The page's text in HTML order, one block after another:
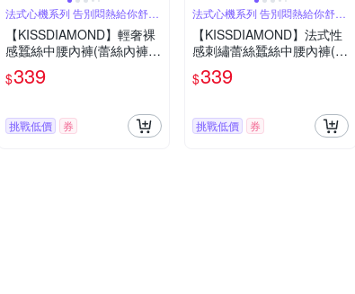
法式心機系列 告別悶熱給你舒適
行動力
【KISSDIAMOND】輕奢裸
感蠶絲中腰內褲(蕾絲內褲/
緞面/M-XL/KDW-753)
$339
挑戰低價 券
法式心機系列 告別悶熱給你舒適
行動力
【KISSDIAMOND】法式性
感刺繡蕾絲蠶絲中腰內褲(蕾
絲內褲/緞面/網紗/M-XL/KD
W-3702)
$339
挑戰低價 券